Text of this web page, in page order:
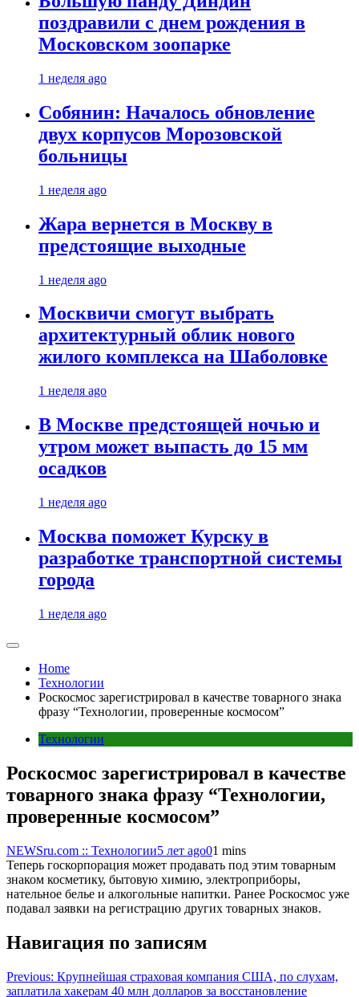
поздравили с днем рождения в
Московском зоопарке
1 неделя ago
Собянин: Началось обновление
двух корпусов Морозовской
больницы
1 неделя ago
Жара вернется в Москву в
предстоящие выходные
1 неделя ago
Москвичи смогут выбрать
архитектурный облик нового
жилого комплекса на Шаболовке
1 неделя ago
В Москве предстоящей ночью и
утром может выпасть до 15 мм
осадков
1 неделя ago
Москва поможет Курску в
разработке транспортной системы
города
1 неделя ago
Home
Технологии
Роскосмос зарегистрировал в качестве товарного знака
фразу “Технологии, проверенные космосом”
Технологии
Роскосмос зарегистрировал в качестве
товарного знака фразу “Технологии,
проверенные космосом”
NEWSru.com :: Технологии5 лет ago01 mins
Теперь госкорпорация может продавать под этим товарным
знаком косметику, бытовую химию, электроприборы,
нательное белье и алкогольные напитки. Ранее Роскосмос уже
подавал заявки на регистрацию других товарных знаков.
Навигация по записям
Previous: Крупнейшая страховая компания США, по слухам,
заплатила хакерам 40 млн долларов за восстановление